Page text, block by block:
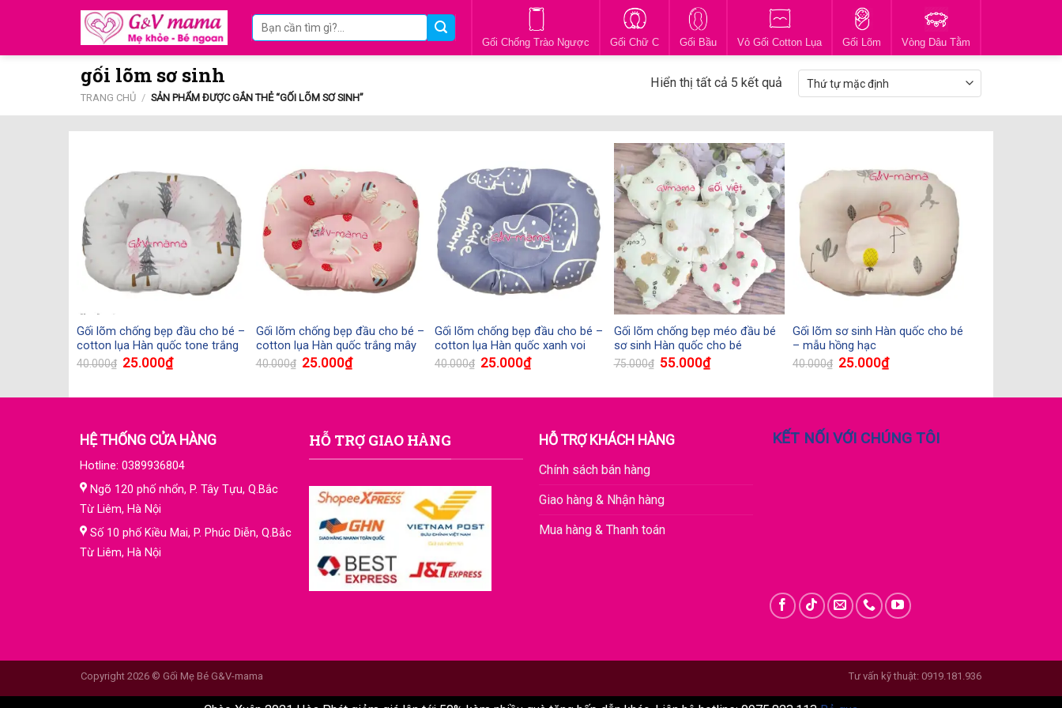
Tìm
kiếm:
Gối Chống Trào Ngược Gối Chữ C Gối Bầu Vỏ Gối Cotton Lụa Gối Lõm Vòng Dâu Tằm
gối lõm sơ sinh
TRANG CHỦ / SẢN PHẨM ĐƯỢC GẮN THẺ “GỐI LÕM SƠ SINH”
Hiển thị tất cả 5 kết quả
Gối lõm chống bẹp đầu cho bé –
cotton lụa Hàn quốc tone trắng
40.000₫ 25.000₫
Gối lõm chống bẹp đầu cho bé –
cotton lụa Hàn quốc trắng mây
40.000₫ 25.000₫
Gối lõm chống bẹp đầu cho bé –
cotton lụa Hàn quốc xanh voi
40.000₫ 25.000₫
Gối lõm chống bẹp méo đầu bé
sơ sinh Hàn quốc cho bé
75.000₫ 55.000₫
Gối lõm sơ sinh Hàn quốc cho bé
– mẫu hồng hạc
40.000₫ 25.000₫
HỆ THỐNG CỬA HÀNG
Hotline: 0389936804
Ngõ 120 phố nhổn, P. Tây Tựu, Q.Bắc
Từ Liêm, Hà Nội
Số 10 phố Kiều Mai, P. Phúc Diễn, Q.Bắc
Từ Liêm, Hà Nội
HỖ TRỢ GIAO HÀNG HỖ TRỢ KHÁCH HÀNG
Chính sách bán hàng
Giao hàng & Nhận hàng
Mua hàng & Thanh toán
KẾT NỐI VỚI CHÚNG TÔI
Tư vấn kỹ thuật: 0919.181.936
Copyright 2026 © Gối Mẹ Bé G&V-mama